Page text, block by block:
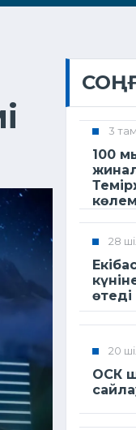
3
100
28
өтеді
20
ОСК